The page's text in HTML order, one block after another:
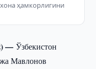
ҳамкорлигини
—Ўзбекистон
Мавлонов